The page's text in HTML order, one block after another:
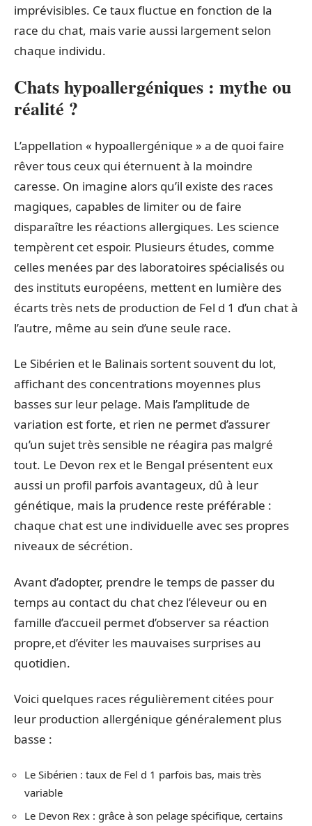
imprévisibles. Ce taux fluctue en fonction de la
race du chat, mais varie aussi largement selon
chaque individu.
Chats hypoallergéniques : mythe ou
réalité ?
L’appellation « hypoallergénique » a de quoi faire
rêver tous ceux qui éternuent à la moindre
caresse. On imagine alors qu’il existe des races
magiques, capables de limiter ou de faire
disparaître les réactions allergiques. Les science
tempèrent cet espoir. Plusieurs études, comme
celles menées par des laboratoires spécialisés ou
des instituts européens, mettent en lumière des
écarts très nets de production de Fel d 1 d’un chat à
l’autre, même au sein d’une seule race.
Le Sibérien et le Balinais sortent souvent du lot,
affichant des concentrations moyennes plus
basses sur leur pelage. Mais l’amplitude de
variation est forte, et rien ne permet d’assurer
qu’un sujet très sensible ne réagira pas malgré
tout. Le Devon rex et le Bengal présentent eux
aussi un profil parfois avantageux, dû à leur
génétique, mais la prudence reste préférable :
chaque chat est une individuelle avec ses propres
niveaux de sécrétion.
Avant d’adopter, prendre le temps de passer du
temps au contact du chat chez l’éleveur ou en
famille d’accueil permet d’observer sa réaction
propre,et d’éviter les mauvaises surprises au
quotidien.
Voici quelques races régulièrement citées pour
leur production allergénique généralement plus
basse :
Le Sibérien : taux de Fel d 1 parfois bas, mais très
variable
Le Devon Rex : grâce à son pelage spécifique, certains